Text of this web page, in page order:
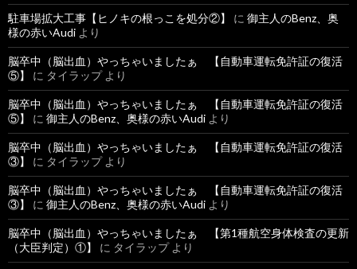
駐車場拡大工事【ヒノキの根っこを処分②】 に 御主人のBenz、奥
様の赤いAudi より
脳卒中（脳出血）やっちゃいましたぁ 【自動車運転免許証の復活
⑤】
に タイラップより
脳卒中（脳出血）やっちゃいましたぁ 【自動車運転免許証の復活
⑤】
に 御主人のBenz、奥様の赤いAudi より
脳卒中（脳出血）やっちゃいましたぁ 【自動車運転免許証の復活
③】
に タイラップより
脳卒中（脳出血）やっちゃいましたぁ 【自動車運転免許証の復活
③】
に 御主人のBenz、奥様の赤いAudi より
脳卒中（脳出血）やっちゃいましたぁ 【第1種航空身体検査の更新
（大臣判定）①】
に タイラップより